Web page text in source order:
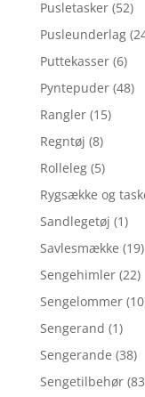
Pusletasker (52)
Pusleunderlag
Puttekasser (6)
Pyntepuder (48)
Rangler (15)
Regntøj (8)
Rolleleg (5)
Rygsække og
Sandlegetøj (1)
Savlesmække (19)
Sengehimler (22)
Sengelommer
Sengerand (1)
Sengerande (38)
Sengetilbehør